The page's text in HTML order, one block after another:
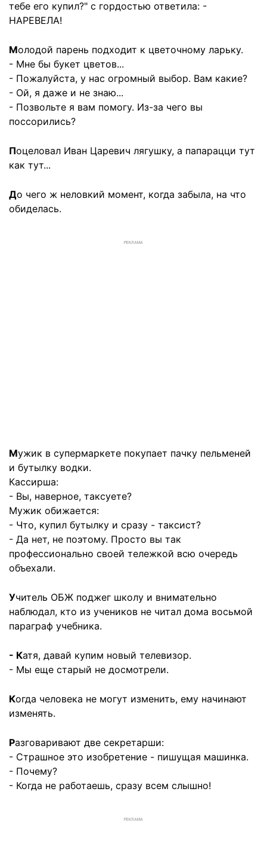
тебе его купил?" с гордостью ответила: -
НАРЕВЕЛА!
Молодой парень подходит к цветочному ларьку.
- Мне бы букет цветов...
- Пожалуйста, у нас огромный выбор. Вам какие?
- Ой, я даже и не знаю...
- Позвольте я вам помогу. Из-за чего вы
поссорились?
Поцеловал Иван Царевич лягушку, а папарацци тут
как тут...
До чего ж неловкий момент, когда забыла, на что
обиделась.
РЕКЛАМА
Мужик в супермаркете покупает пачку пельменей
и бутылку водки.
Кассирша:
- Вы, наверное, таксуете?
Мужик обижается:
- Что, купил бутылку и сразу - таксист?
- Да нет, не поэтому. Просто вы так
профессионально своей тележкой всю очередь
объехали.
Учитель ОБЖ поджег школу и внимательно
наблюдал, кто из учеников не читал дома восьмой
параграф учебника.
- Катя, давай купим новый телевизор.
- Мы еще старый не досмотрели.
Когда человека не могут изменить, ему начинают
изменять.
Разговаривают две секретарши:
- Страшное это изобретение - пишущая машинка.
- Почему?
- Когда не работаешь, сразу всем слышно!
РЕКЛАМА